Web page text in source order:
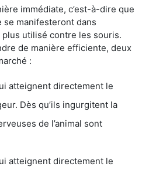
immédiate, c’est-à-dire que
se manifesteront dans
utilisé contre les souris.
de manière efficiente, deux
:
atteignent directement le
Dès qu’ils ingurgitent la
de l’animal sont
atteignent directement le